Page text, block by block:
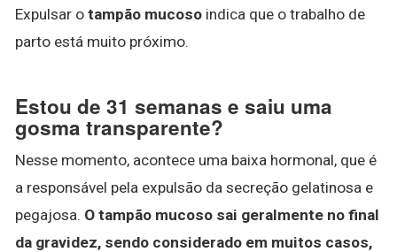
Expulsar o tampão mucoso indica que o trabalho de
parto está muito próximo.
Estou de 31 semanas e saiu uma
gosma transparente?
Nesse momento, acontece uma baixa hormonal, que é
a responsável pela expulsão da secreção gelatinosa e
pegajosa. O tampão mucoso sai geralmente no final
da gravidez, sendo considerado em muitos casos,